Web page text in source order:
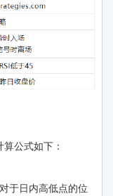
公式如下：
于日内高低点的位